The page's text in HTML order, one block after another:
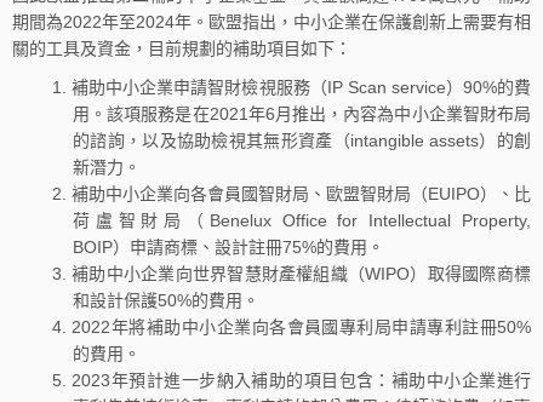
期間為2022年至2024年。歐盟指出，中小企業在保護創新上需要有相
關的工具及資金，目前規劃的補助項目如下：
補助中小企業申請智財檢視服務（IP Scan service）90%的費
用。該項服務是在2021年6月推出，內容為中小企業智財布局
的諮詢，以及協助檢視其無形資產（intangible assets）的創
新潛力。
補助中小企業向各會員國智財局、歐盟智財局（EUIPO）、比
荷盧智財局（Benelux Office for Intellectual Property,
BOIP）申請商標、設計註冊75%的費用。
補助中小企業向世界智慧財產權組織（WIPO）取得國際商標
和設計保護50%的費用。
2022年將補助中小企業向各會員國專利局申請專利註冊50%
的費用。
2023年預計進一步納入補助的項目包含：補助中小企業進行